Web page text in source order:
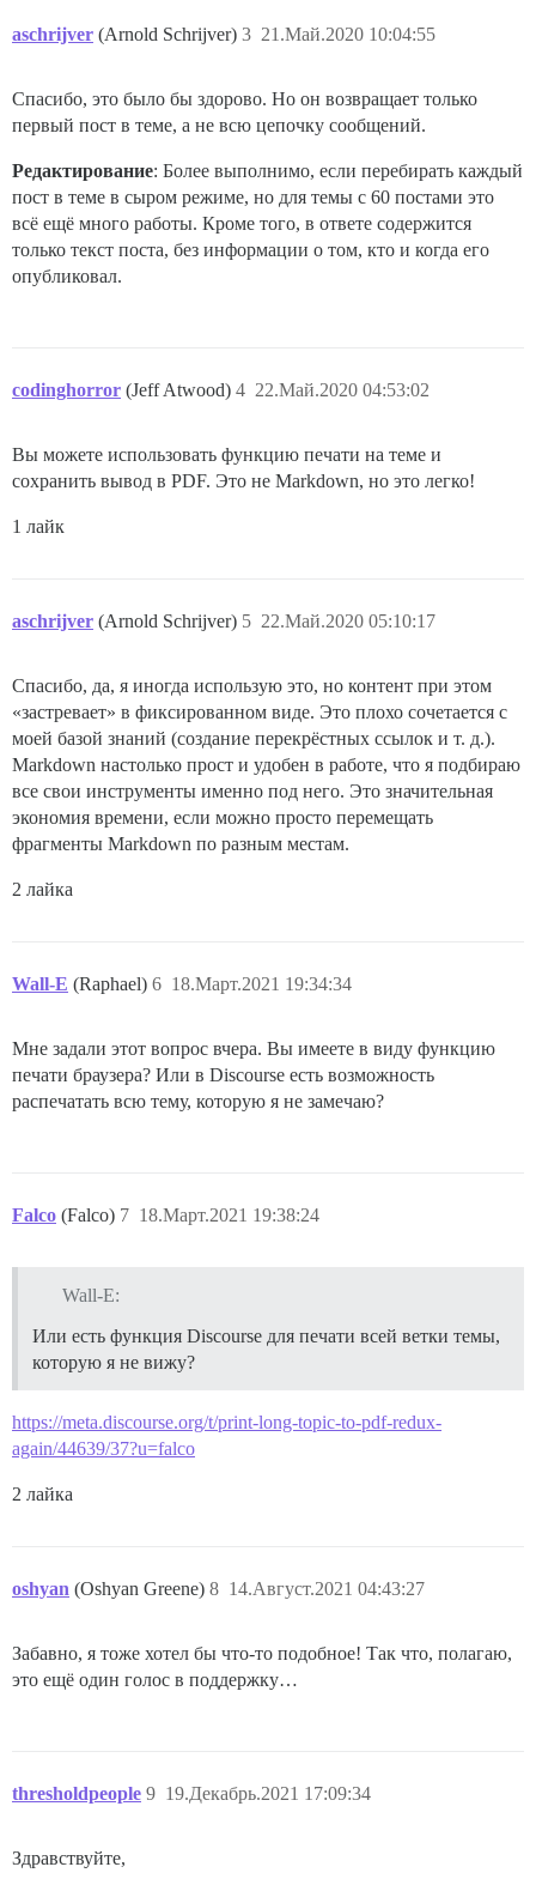
aschrijver (Arnold Schrijver) 21.Май.2020 10:04:55
3
Спасибо, это было бы здорово. Но он возвращает только
первый пост в теме, а не всю цепочку сообщений.
Редактирование: Более выполнимо, если перебирать каждый
пост в теме в сыром режиме, но для темы с 60 постами это
всё ещё много работы. Кроме того, в ответе содержится
только текст поста, без информации о том, кто и когда его
опубликовал.
codinghorror (Jeff Atwood) 22.Май.2020 04:53:02
4
Вы можете использовать функцию печати на теме и
сохранить вывод в PDF. Это не Markdown, но это легко!
1 лайк
aschrijver (Arnold Schrijver) 22.Май.2020 05:10:17
5
Спасибо, да, я иногда использую это, но контент при этом
«застревает» в фиксированном виде. Это плохо сочетается с
моей базой знаний (создание перекрёстных ссылок и т. д.).
Markdown настолько прост и удобен в работе, что я подбираю
все свои инструменты именно под него. Это значительная
экономия времени, если можно просто перемещать
фрагменты Markdown по разным местам.
2 лайка
Wall-E (Raphael) 18.Март.2021 19:34:34
6
Мне задали этот вопрос вчера. Вы имеете в виду функцию
печати браузера? Или в Discourse есть возможность
распечатать всю тему, которую я не замечаю?
Falco (Falco) 18.Март.2021 19:38:24
7
Wall-E:
Или есть функция Discourse для печати всей ветки темы,
которую я не вижу?
https://meta.discourse.org/t/print-long-topic-to-pdf-redux-
again/44639/37?u=falco
2 лайка
oshyan (Oshyan Greene) 14.Август.2021 04:43:27
8
Забавно, я тоже хотел бы что-то подобное! Так что, полагаю,
это ещё один голос в поддержку…
thresholdpeople 19.Декабрь.2021 17:09:34
9
Здравствуйте,